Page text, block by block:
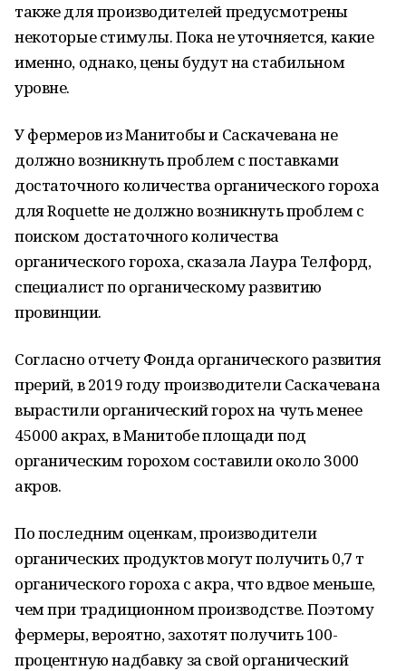
также для производителей предусмотрены
некоторые стимулы. Пока не уточняется, какие
именно, однако, цены будут на стабильном
уровне.
У фермеров из Манитобы и Саскачевана не
должно возникнуть проблем с поставками
достаточного количества органического гороха
для Roquette не должно возникнуть проблем с
поиском достаточного количества
органического гороха, сказала Лаура Телфорд,
специалист по органическому развитию
провинции.
Согласно отчету Фонда органического развития
прерий, в 2019 году производители Саскачевана
вырастили органический горох на чуть менее
45000 акрах, в Манитобе площади под
органическим горохом составили около 3000
акров.
По последним оценкам, производители
органических продуктов могут получить 0,7 т
органического гороха с акра, что вдвое меньше,
чем при традиционном производстве. Поэтому
фермеры, вероятно, захотят получить 100-
процентную надбавку за свой органический